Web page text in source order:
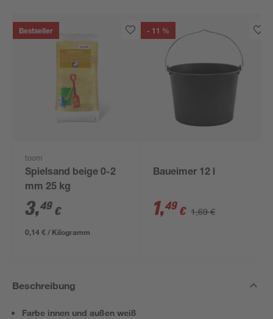
Bestseller
toom
Spielsand beige 0-2
mm 25 kg
3,49 €
0,14 € / Kilogramm
- 11 %
Baueimer 12 l
1,49 € 1,69 €
Beschreibung
Farbe innen und außen weiß